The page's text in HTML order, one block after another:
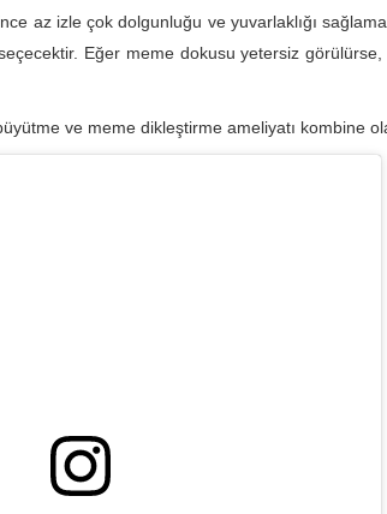
az izle çok dolgunluğu ve yuvarlaklığı
Eğer meme dokusu yetersiz
ve meme dikleştirme ameliyatı kombine